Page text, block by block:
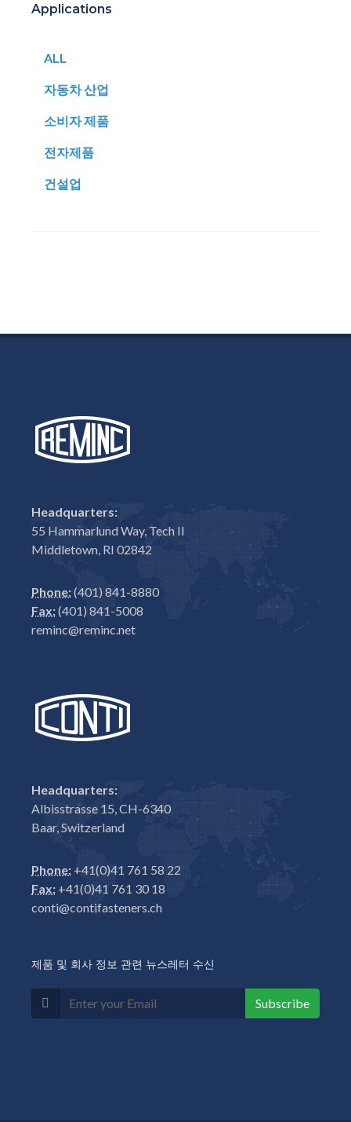
Applications
ALL
자동차 산업
소비자 제품
전자제품
건설업
Headquarters:
55 Hammarlund Way, Tech II
Middletown, RI 02842
Phone:(401) 841-8880
Fax:(401) 841-5008
reminc@reminc.net
Headquarters:
Albisstrasse 15, CH-6340
Baar, Switzerland
Phone: +41(0)41 761 58 22
Fax: +41(0)41 761 30 18
conti@contifasteners.ch
제품 및 회사 정보 관련 뉴스레터 수신
Subscribe